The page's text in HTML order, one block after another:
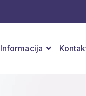
Informacija